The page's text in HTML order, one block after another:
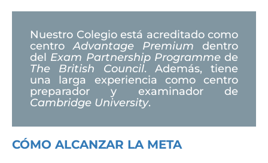
Nuestro Colegio está acreditado como
centroAdvantage Premium dentro
del Exam Partnership Programmede
The British Council. Además, tiene
una larga experiencia como centro
preparador y examinador de
Cambridge University.
CÓMO ALCANZAR LA META